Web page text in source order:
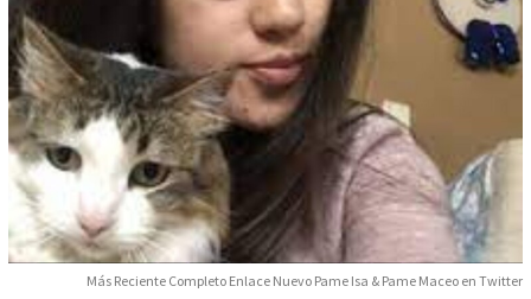
Más Reciente Completo Enlace Nuevo Pame Isa & Pame Maceo en Twitter